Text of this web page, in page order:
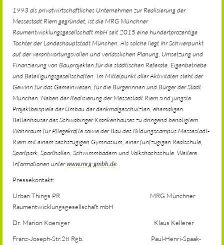
1993 als privatwirtschaftliches Unternehmen zur Realisierung der
Messestadt Riem gegründet, ist die MRG Münchner
Raumentwicklungsgesellschaft mbH seit 2015 eine hundertprozentige
Tochter der Landeshauptstadt München. Als solche liegt ihr Schwerpunkt
auf der verantwortungsvollen und verlässlichen Planung, Umsetzung und
Finanzierung von Bauprojekten für die städtischen Referate, Eigenbetriebe
und Beteiligungsgesellschaften. Im Mittelpunkt aller Aktivitäten steht der
Gewinn für das Gemeinwesen, für die Bürgerinnen und Bürger der Stadt
München. Neben der Realisierung der Messestadt Riem sind jüngste
Projektbeispiele der Umbau der denkmalgeschützten, ehemaligen
Bettenhäuser des Schwabinger Krankenhauses zu dringend benötigtem
Wohnraum für Pflegekräfte sowie der Bau des Bildungscampus Messestadt-
Riem mit einem sechszügigen Gymnasium, einer fünfzügigen Realschule,
Sportpark, Sporthallen, Schwimmbädern und Volkshochschule. Weitere
Informationen unterwww.mrg-gmbh.de
Pressekontakt:
Urban Things PR MRG Münchner
Raumentwicklungsgesellschaft mbH
Dr. Marion Koeniger Klaus Kellerer
Franz-Joseph-Str.28 Rgb. Paul-Henri-Spaak-